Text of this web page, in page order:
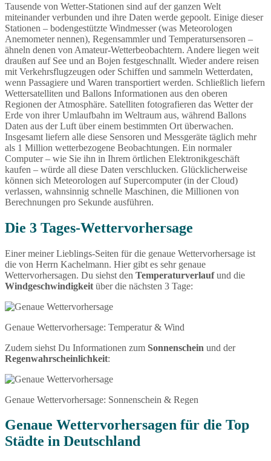
Tausende von Wetter-Stationen sind auf der ganzen Welt
miteinander verbunden und ihre Daten werde gepoolt. Einige dieser
Stationen – bodengestützte Windmesser (was Meteorologen
Anemometer nennen), Regensammler und Temperatursensoren –
ähneln denen von Amateur-Wetterbeobachtern. Andere liegen weit
draußen auf See und an Bojen festgeschnallt. Wieder andere reisen
mit Verkehrsflugzeugen oder Schiffen und sammeln Wetterdaten,
wenn Passagiere und Waren transportiert werden. Schließlich liefern
Wettersatelliten und Ballons Informationen aus den oberen
Regionen der Atmosphäre. Satelliten fotografieren das Wetter der
Erde von ihrer Umlaufbahn im Weltraum aus, während Ballons
Daten aus der Luft über einem bestimmten Ort überwachen.
Insgesamt liefern alle diese Sensoren und Messgeräte täglich mehr
als 1 Million wetterbezogene Beobachtungen. Ein normaler
Computer – wie Sie ihn in Ihrem örtlichen Elektronikgeschäft
kaufen – würde all diese Daten verschlucken. Glücklicherweise
können sich Meteorologen auf Supercomputer (in der Cloud)
verlassen, wahnsinnig schnelle Maschinen, die Millionen von
Berechnungen pro Sekunde ausführen.
Die 3 Tages-Wettervorhersage
Einer meiner Lieblings-Seiten für die genaue Wettervorhersage ist
die von Herrn Kachelmann. Hier gibt es sehr genaue
Wettervorhersagen. Du siehst den Temperaturverlaufund die
Windgeschwindigkeit über die nächsten 3 Tage:
Genaue Wettervorhersage: Temperatur & Wind
Zudem siehst Du Informationen zum Sonnenschein und der
Regenwahrscheinlichkeit:
Genaue Wettervorhersage: Sonnenschein & Regen
Genaue Wettervorhersagen für die Top
Städte in Deutschland